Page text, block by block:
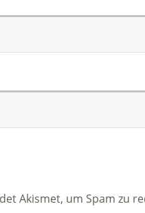
Akismet, um Spam zu